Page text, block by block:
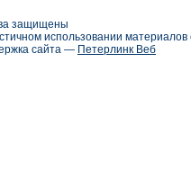
защищены
использовании
сайта — Петерлинк Веб